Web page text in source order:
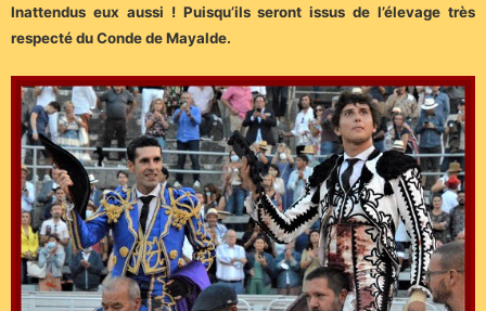
Inattendus eux aussi ! Puisqu’ils seront issus de l’élevage très
respecté du Conde de Mayalde.